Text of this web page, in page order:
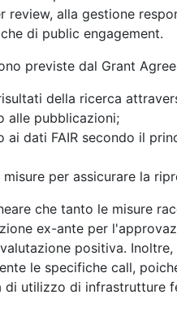
review, alla gestione
di public engagement.
previste dal Grant
della ricerca
alle pubblicazioni;
ai dati FAIR secondo il
per assicurare la
che tanto le misure
ex-ante per
positiva.
le specifiche call,
di utilizzo di infrastrutture